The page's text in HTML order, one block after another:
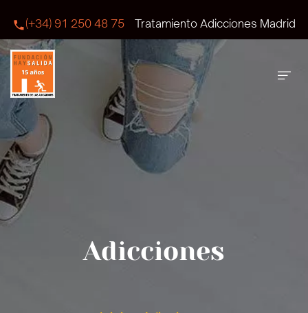
(+34) 91 250 48 75 Tratamiento Adicciones Madrid
Adicciones